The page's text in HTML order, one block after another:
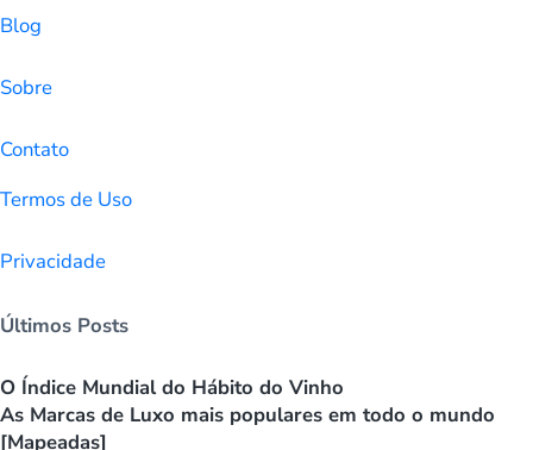
Blog
Sobre
Contato
Termos de Uso
Privacidade
Últimos Posts
O Índice Mundial do Hábito do Vinho
As Marcas de Luxo mais populares em todo o mundo
[Mapeadas]